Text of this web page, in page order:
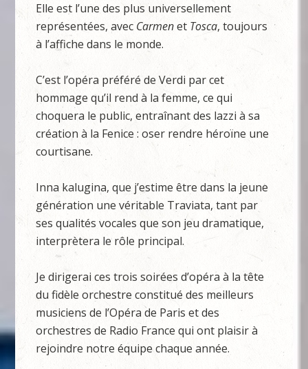
Elle est l’une des plus universellement
représentées, avec Carmenet Tosca, toujours
à l’affiche dans le monde.
C’est l’opéra préféré de Verdi par cet
hommage qu’il rend à la femme, ce qui
choquera le public, entraînant des lazzi à sa
création à la Fenice : oser rendre héroïne une
courtisane.
Inna kalugina, que j’estime être dans la jeune
génération une véritable Traviata, tant par
ses qualités vocales que son jeu dramatique,
interprètera le rôle principal.
Je dirigerai ces trois soirées d’opéra à la tête
du fidèle orchestre constitué des meilleurs
musiciens de l’Opéra de Paris et des
orchestres de Radio France qui ont plaisir à
rejoindre notre équipe chaque année.